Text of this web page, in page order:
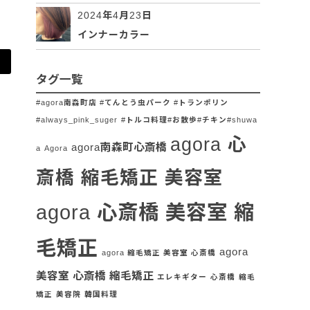
2024年4月23日
インナーカラー
タグ一覧
#agora南森町店 #てんとう虫パーク #トランポリン
#always_pink_suger #トルコ料理#お散歩#チキン#shuwa
a Agora agora南森町心斎橋 agora 心
斎橋 縮毛矯正 美容室
agora 心斎橋 美容室 縮
毛矯正 agora 縮毛矯正 美容室 心斎橋 agora
美容室 心斎橋 縮毛矯正 エレキギター 心斎橋 縮毛
矯正 美容院 韓国料理